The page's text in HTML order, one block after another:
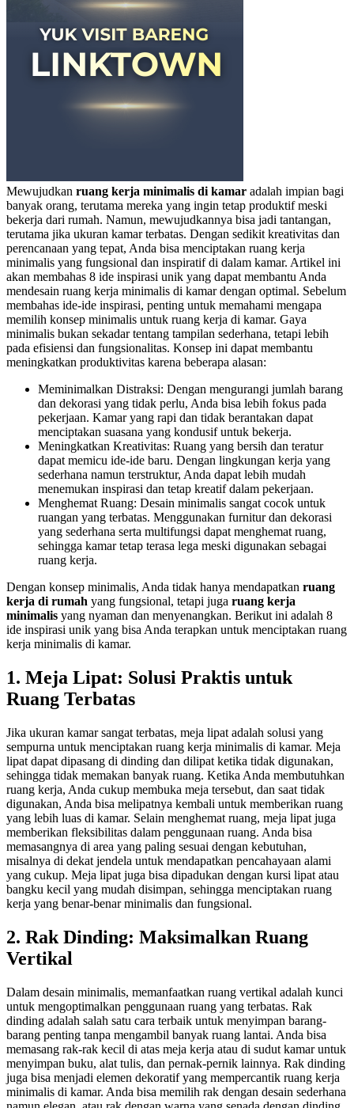
Mewujudkan ruang kerja minimalis di kamar adalah impian bagi
banyak orang, terutama mereka yang ingin tetap produktif meski
bekerja dari rumah. Namun, mewujudkannya bisa jadi tantangan,
terutama jika ukuran kamar terbatas. Dengan sedikit kreativitas dan
perencanaan yang tepat, Anda bisa menciptakan ruang kerja
minimalis yang fungsional dan inspiratif di dalam kamar. Artikel ini
akan membahas 8 ide inspirasi unik yang dapat membantu Anda
mendesain ruang kerja minimalis di kamar dengan optimal. Sebelum
membahas ide-ide inspirasi, penting untuk memahami mengapa
memilih konsep minimalis untuk ruang kerja di kamar. Gaya
minimalis bukan sekadar tentang tampilan sederhana, tetapi lebih
pada efisiensi dan fungsionalitas. Konsep ini dapat membantu
meningkatkan produktivitas karena beberapa alasan:
Meminimalkan Distraksi: Dengan mengurangi jumlah barang
dan dekorasi yang tidak perlu, Anda bisa lebih fokus pada
pekerjaan. Kamar yang rapi dan tidak berantakan dapat
menciptakan suasana yang kondusif untuk bekerja.
Meningkatkan Kreativitas: Ruang yang bersih dan teratur
dapat memicu ide-ide baru. Dengan lingkungan kerja yang
sederhana namun terstruktur, Anda dapat lebih mudah
menemukan inspirasi dan tetap kreatif dalam pekerjaan.
Menghemat Ruang: Desain minimalis sangat cocok untuk
ruangan yang terbatas. Menggunakan furnitur dan dekorasi
yang sederhana serta multifungsi dapat menghemat ruang,
sehingga kamar tetap terasa lega meski digunakan sebagai
ruang kerja.
Dengan konsep minimalis, Anda tidak hanya mendapatkan ruang
kerja di rumah yang fungsional, tetapi juga ruang kerja
minimalis yang nyaman dan menyenangkan. Berikut ini adalah 8
ide inspirasi unik yang bisa Anda terapkan untuk menciptakan ruang
kerja minimalis di kamar.
1. Meja Lipat: Solusi Praktis untuk
Ruang Terbatas
Jika ukuran kamar sangat terbatas, meja lipat adalah solusi yang
sempurna untuk menciptakan ruang kerja minimalis di kamar. Meja
lipat dapat dipasang di dinding dan dilipat ketika tidak digunakan,
sehingga tidak memakan banyak ruang. Ketika Anda membutuhkan
ruang kerja, Anda cukup membuka meja tersebut, dan saat tidak
digunakan, Anda bisa melipatnya kembali untuk memberikan ruang
yang lebih luas di kamar. Selain menghemat ruang, meja lipat juga
memberikan fleksibilitas dalam penggunaan ruang. Anda bisa
memasangnya di area yang paling sesuai dengan kebutuhan,
misalnya di dekat jendela untuk mendapatkan pencahayaan alami
yang cukup. Meja lipat juga bisa dipadukan dengan kursi lipat atau
bangku kecil yang mudah disimpan, sehingga menciptakan ruang
kerja yang benar-benar minimalis dan fungsional.
2. Rak Dinding: Maksimalkan Ruang
Vertikal
Dalam desain minimalis, memanfaatkan ruang vertikal adalah kunci
untuk mengoptimalkan penggunaan ruang yang terbatas. Rak
dinding adalah salah satu cara terbaik untuk menyimpan barang-
barang penting tanpa mengambil banyak ruang lantai. Anda bisa
memasang rak-rak kecil di atas meja kerja atau di sudut kamar untuk
menyimpan buku, alat tulis, dan pernak-pernik lainnya. Rak dinding
juga bisa menjadi elemen dekoratif yang mempercantik ruang kerja
minimalis di kamar. Anda bisa memilih rak dengan desain sederhana